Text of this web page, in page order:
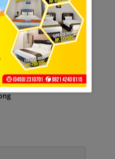
Banjir, Datang 500